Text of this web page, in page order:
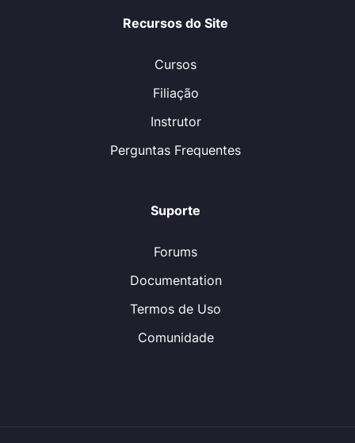
Recursos do Site
Cursos
Filiação
Instrutor
Perguntas Frequentes
Suporte
Forums
Documentation
Termos de Uso
Comunidade